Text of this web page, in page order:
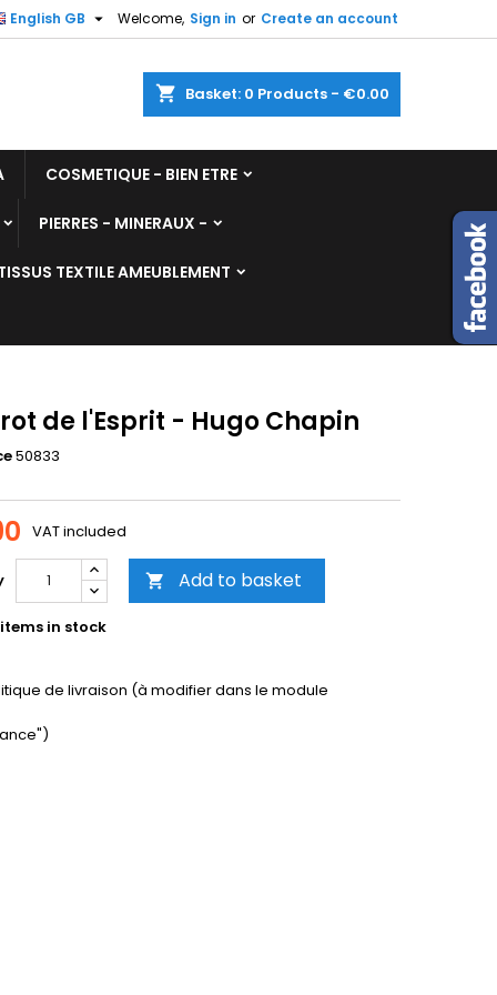
Welcome, Sign in or Create an account
English GB 
shopping_cart Basket: 0 Products - €0.00
COSMETIQUE - BIEN ETRE
PIERRES - MINERAUX -
TEXTILE AMEUBLEMENT
de l'Esprit - Hugo Chapin
50833
VAT included
 Add to basket
in stock
de livraison (à modifier dans le module